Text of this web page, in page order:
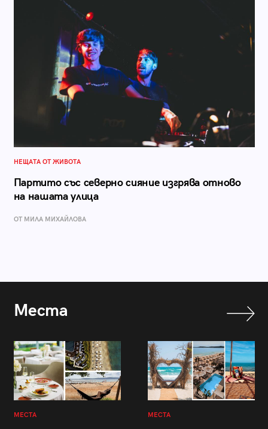
НЕЩАТА ОТ ЖИВОТА
Партитo със северно сияние изгрява отново
на нашата улица
ОТ МИЛА МИХАЙЛОВА
Места
МЕСТА МЕСТА